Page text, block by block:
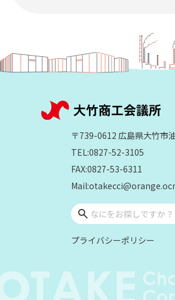
〒739-0612 広島県大竹市
TEL:0827-52-3105
FAX:0827-53-6311
プライバシーポリシー